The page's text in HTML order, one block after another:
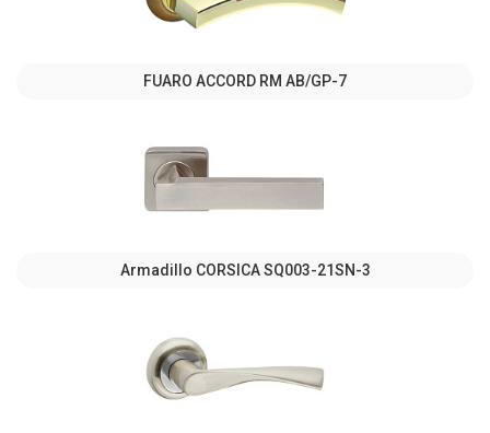
FUARO ACCORD RM AB/GP-7
Armadillo CORSICA SQ003-21SN-3